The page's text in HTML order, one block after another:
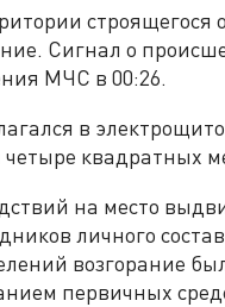
строящегося
Сигнал о
МЧС в 00:26.
в
квадратных
на место
личного
возгорание
первичных